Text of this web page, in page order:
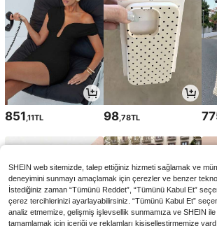
851 ,11TL 98,78TL
SHEIN web sitemizde, talep ettiğiniz hizmeti sağlamak ve
deneyimini sunmayı amaçlamak için çerezler ve benzer
İstediğiniz zaman “Tümünü Reddet”, “Tümünü Kabul Et”
çerez tercihlerinizi ayarlayabilirsiniz. “Tümünü Kabul Et”
analiz etmemize, gelişmiş işlevsellik sunmamıza ve SHEIN
tamamlamak için içeriği ve reklamları kişiselleştirmemize